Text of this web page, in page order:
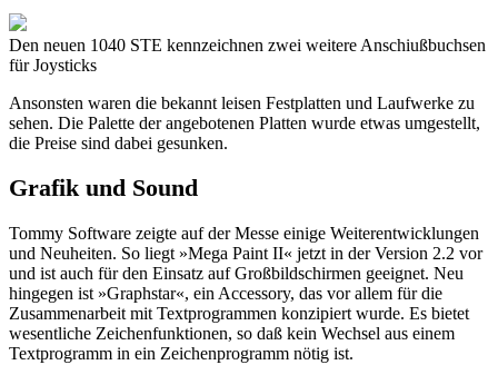
Den neuen 1040 STE kennzeichnen zwei weitere Anschiußbuchsen
für Joysticks
Ansonsten waren die bekannt leisen Festplatten und Laufwerke zu
sehen. Die Palette der angebotenen Platten wurde etwas umgestellt,
die Preise sind dabei gesunken.
Grafik und Sound
Tommy Software zeigte auf der Messe einige Weiterentwicklungen
und Neuheiten. So liegt »Mega Paint II« jetzt in der Version 2.2 vor
und ist auch für den Einsatz auf Großbildschirmen geeignet. Neu
hingegen ist »Graphstar«, ein Accessory, das vor allem für die
Zusammenarbeit mit Textprogrammen konzipiert wurde. Es bietet
wesentliche Zeichenfunktionen, so daß kein Wechsel aus einem
Textprogramm in ein Zeichenprogramm nötig ist.